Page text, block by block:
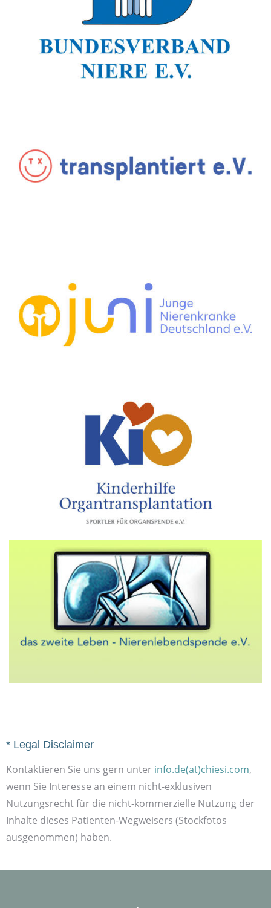
* Legal Disclaimer
Kontaktieren Sie uns gern unter info.de(at)chiesi.com,
wenn Sie Interesse an einem nicht-exklusiven
Nutzungsrecht für die nicht-kommerzielle Nutzung der
Inhalte dieses Patienten-Wegweisers (Stockfotos
ausgenommen) haben.